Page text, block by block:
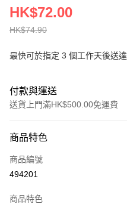
HK$74.90
HK$72.00
最快可於指定 3 個工作天後送達
付款與運送
送貨上門滿HK$500.00免運費
信用卡
AlipayHK
商品特色
商品編號
494201
商品特色